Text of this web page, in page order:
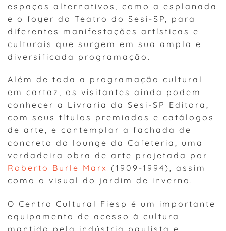
espaços alternativos, como a esplanada
e o foyer do Teatro do Sesi-SP, para
diferentes manifestações artísticas e
culturais que surgem em sua ampla e
diversificada programação.
Além de toda a programação cultural
em cartaz, os visitantes ainda podem
conhecer a Livraria da Sesi-SP Editora,
com seus títulos premiados e catálogos
de arte, e contemplar a fachada de
concreto do lounge da Cafeteria, uma
verdadeira obra de arte projetada por
Roberto Burle Marx (1909-1994), assim
como o visual do jardim de inverno.
O Centro Cultural Fiesp é um importante
equipamento de acesso à cultura